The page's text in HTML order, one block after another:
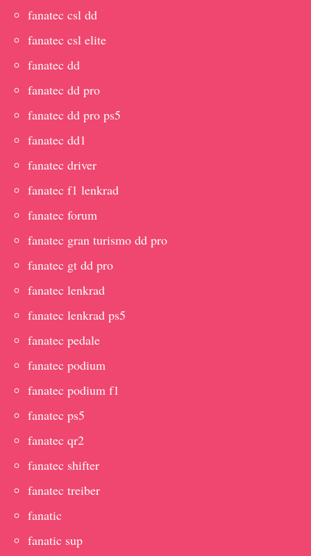
fanatec csl dd
fanatec csl elite
fanatec dd
fanatec dd pro
fanatec dd pro ps5
fanatec dd1
fanatec driver
fanatec f1 lenkrad
fanatec forum
fanatec gran turismo dd pro
fanatec gt dd pro
fanatec lenkrad
fanatec lenkrad ps5
fanatec pedale
fanatec podium
fanatec podium f1
fanatec ps5
fanatec qr2
fanatec shifter
fanatec treiber
fanatic
fanatic sup